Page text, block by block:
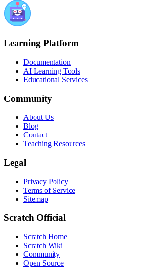
Learning Platform
Documentation
AI Learning Tools
Educational Services
Community
About Us
Blog
Contact
Teaching Resources
Legal
Privacy Policy
Terms of Service
Sitemap
Scratch Official
Scratch Home
Scratch Wiki
Community
Open Source